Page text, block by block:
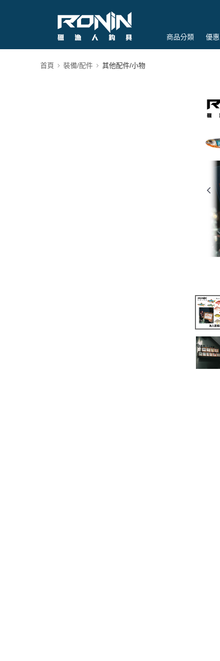
商品分類 優
首頁 裝備/配件 其他配件/小物